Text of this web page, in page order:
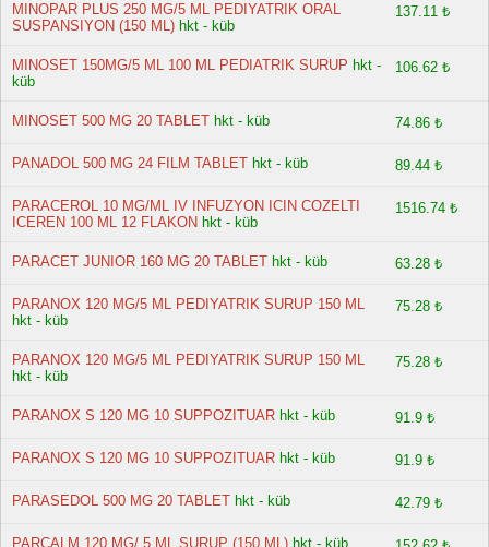
MINOPAR PLUS 250 MG/5 ML PEDIYATRIK ORAL
SUSPANSIYON (150 ML) hkt - küb
137.11 ₺
MINOSET 150MG/5 ML 100 ML PEDIATRIK SURUP hkt -
küb
106.62 ₺
MINOSET 500 MG 20 TABLET hkt - küb 74.86 ₺
PANADOL 500 MG 24 FILM TABLET hkt - küb 89.44 ₺
PARACEROL 10 MG/ML IV INFUZYON ICIN COZELTI
ICEREN 100 ML 12 FLAKON hkt - küb
1516.74 ₺
PARACET JUNIOR 160 MG 20 TABLET hkt - küb 63.28 ₺
PARANOX 120 MG/5 ML PEDIYATRIK SURUP 150 ML
hkt - küb
75.28 ₺
PARANOX 120 MG/5 ML PEDIYATRIK SURUP 150 ML
hkt - küb
75.28 ₺
PARANOX S 120 MG 10 SUPPOZITUAR hkt - küb 91.9 ₺
PARANOX S 120 MG 10 SUPPOZITUAR hkt - küb 91.9 ₺
PARASEDOL 500 MG 20 TABLET hkt - küb 42.79 ₺
PARCALM 120 MG/ 5 ML SURUP (150 ML) hkt - küb